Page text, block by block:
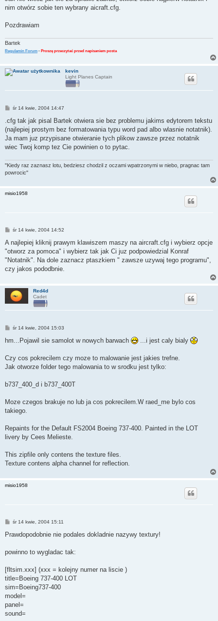
nim otwórz sobie ten wybrany aicraft.cfg.
Pozdrawiam
Bartek
Regulamin Forum - Proszę przeczytać przed napisaniem posta
kevin
Light Planes Captain
P
s
śr 14 kwie, 2004 14:47
.cfg tak jak pisal Bartek otwiera sie bez problemu jakims edytorem tekstu
(najlepiej prostym bez formatowania typu word pad albo wlasnie notatnik).
Ja mam juz przypisane otwieranie tych plikow zawsze przez notatnik
wiec Twoj komp tez Cie powinien o to pytac.
"Kiedy raz zaznasz lotu, bedziesz chodzil z oczami wpatrzonymi w niebo, pragnac tam
powrocic"
misio1958
P
s
śr 14 kwie, 2004 14:52
A najlepiej kliknij prawym klawiszem maszy na aircraft.cfg i wybierz opcje
"otworz za pomoca" i wybierz tak jak Ci juz podpowiedzial Konraf
"Notatnik". Na dole zaznacz ptaszkiem " zawsze uzywaj tego programu",
czy jakos pododbnie.
Red4d
Cadet
P
s
śr 14 kwie, 2004 15:03
hm...Pojawil sie samolot w nowych barwach ...i jest caly bialy
Czy cos pokrecilem czy moze to malowanie jest jakies trefne.
Jak otworze folder tego malowania to w srodku jest tylko:
b737_400_d i b737_400T
Moze czegos brakuje no lub ja cos pokrecilem.W raed_me bylo cos
takiego.
Repaints for the Default FS2004 Boeing 737-400. Painted in the LOT
livery by Cees Melieste.
This zipfile only contens the texture files.
Texture contens alpha channel for reflection.
misio1958
P
s
śr 14 kwie, 2004 15:11
Prawdopodobnie nie podales dokladnie nazywy textury!
powinno to wygladac tak:
[fltsim.xxx] (xxx = kolejny numer na liscie )
title=Boeing 737-400 LOT
sim=Boeing737-400
model=
panel=
sound=